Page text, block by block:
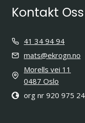
Kontakt Oss
41 34 94 94
mats@ekrogn.no
Morells vei 11
0487 Oslo
org nr 920 975